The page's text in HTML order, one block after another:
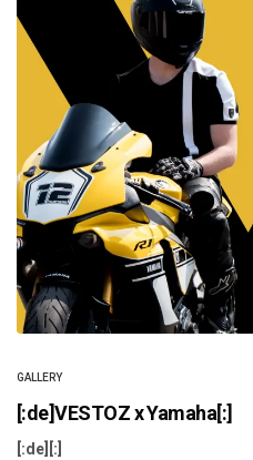
GALLERY
[:de]VESTOZ x Yamaha[:]
[:de][:]